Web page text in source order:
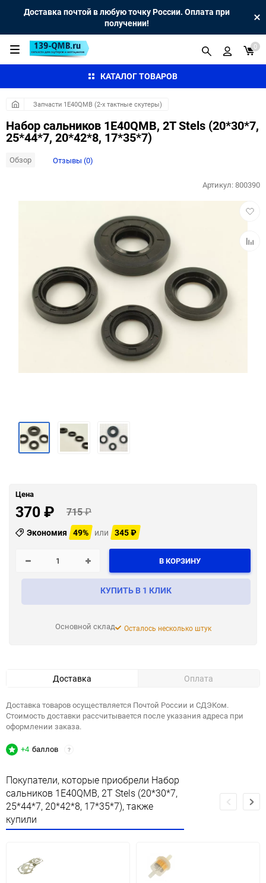
Доставка почтой в любую точку России. Оплата при
получении!
КАТАЛОГ ТОВАРОВ
0
Запчасти 1E40QMB (2-х тактные скутеры)
Набор сальников 1E40QMB, 2T Stels (20*30*7,
25*44*7, 20*42*8, 17*35*7)
Обзор Отзывы (0)
в
к
Артикул:800390
Цена
370₽ 715₽
Экономия 49% или 345₽
В КОРЗИНУ
КУПИТЬ В 1 КЛИК
Основной склад Осталось несколько штук
Доставка Оплата
Доставка товаров осуществляется Почтой России и СДЭКом.
Стоимость доставки рассчитывается после указания адреса при
оформлении заказа.
+4 баллов ?
Покупатели, которые приобрели Набор
сальников 1E40QMB, 2T Stels (20*30*7,
25*44*7, 20*42*8, 17*35*7), также
купили